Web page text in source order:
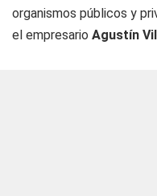
organismos públicos y
el empresario Agustín